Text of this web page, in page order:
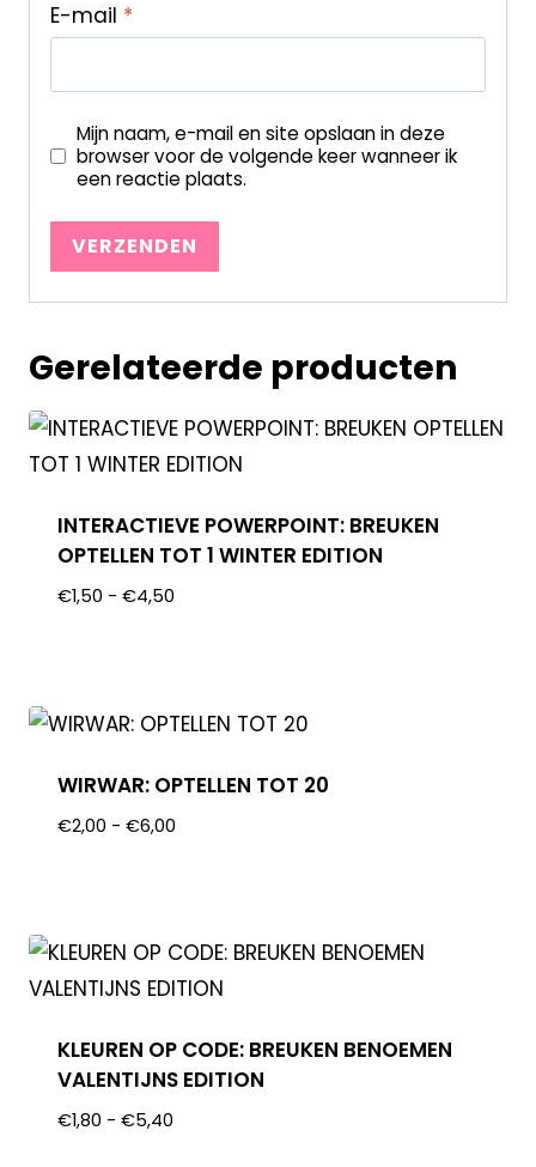
E-mail *
Mijn naam, e-mail en site opslaan in deze
browser voor de volgende keer wanneer ik
een reactie plaats.
Gerelateerde producten
INTERACTIEVE POWERPOINT: BREUKEN
OPTELLEN TOT 1 WINTER EDITION
€1,50 - €4,50
WIRWAR: OPTELLEN TOT 20
€2,00 - €6,00
KLEUREN OP CODE: BREUKEN BENOEMEN
VALENTIJNS EDITION
€1,80 - €5,40